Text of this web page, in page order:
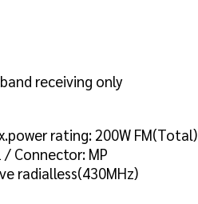
receiving only
rating: 200W FM(Total)
/ Connector: MP
radialless(430MHz)